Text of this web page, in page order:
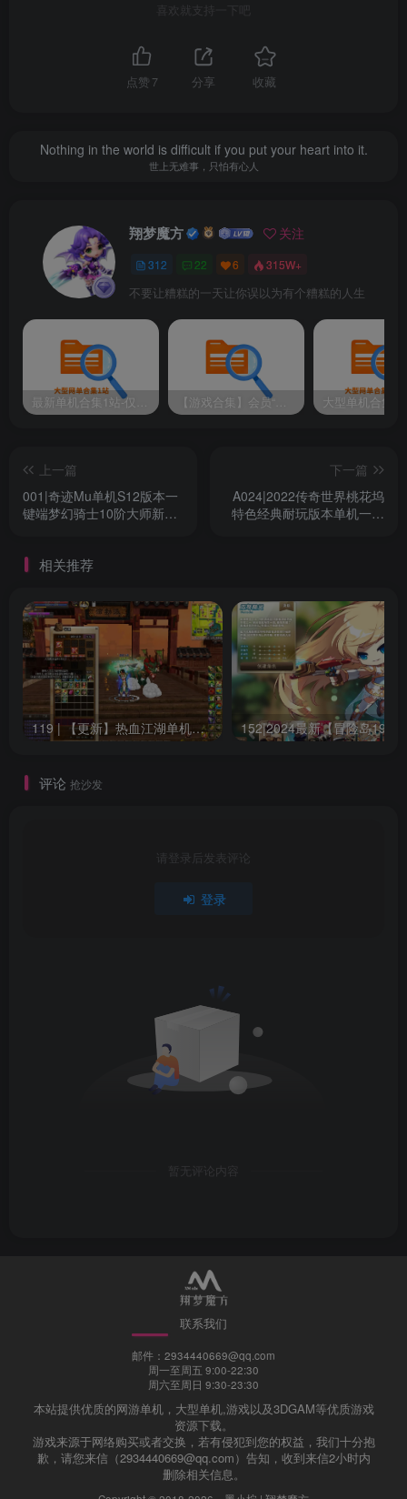
喜欢就支持一下吧
点赞 7 分享 收藏
Nothing in the world is difficult if you put your heart into it.
世上无难事，只怕有心人
翔梦魔方 关注
312 22 6 315W+
不要让糟糕的一天让你误以为有个糟糕的人生
最新单机合集1站-仅本站用户可下载（直链满速下载） 【游戏合集】会员“知己”分享 1T网游单机大合集 某宝购买收集 带架设教程视频(部分免虚拟机一键端 )
上一篇
001|奇迹Mu单机S12版本一
键端梦幻骑士10阶大师新宠
下一篇
A024|2022传奇世界桃花坞
特色经典耐玩版本单机一键
相关推荐
119 | 【更新】热血江湖单机网游20.0版一键端GM无限元宝虚拟机安装简单
评论 抢沙发
请登录后发表评论
登录
暂无评论内容
联系我们
邮件：2934440669@qq.com
周一至周五 9:00-22:30
周六至周日 9:30-23:30
本站提供优质的网游单机，大型单机,游戏以及3DGAM等优质游戏
资源下载。
游戏来源于网络购买或者交换，若有侵犯到您的权益，我们十分抱
歉，请您来信（2934440669@qq.com）告知，收到来信2小时内
删除相关信息。